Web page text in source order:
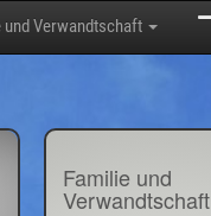
und Verwandtschaft
Familie und
Verwandtschaft